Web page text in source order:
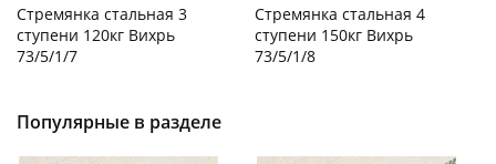
Стремянка стальная 3
ступени 120кг Вихрь
73/5/1/7
Стремянка стальная 4
ступени 150кг Вихрь
73/5/1/8
Популярные в разделе